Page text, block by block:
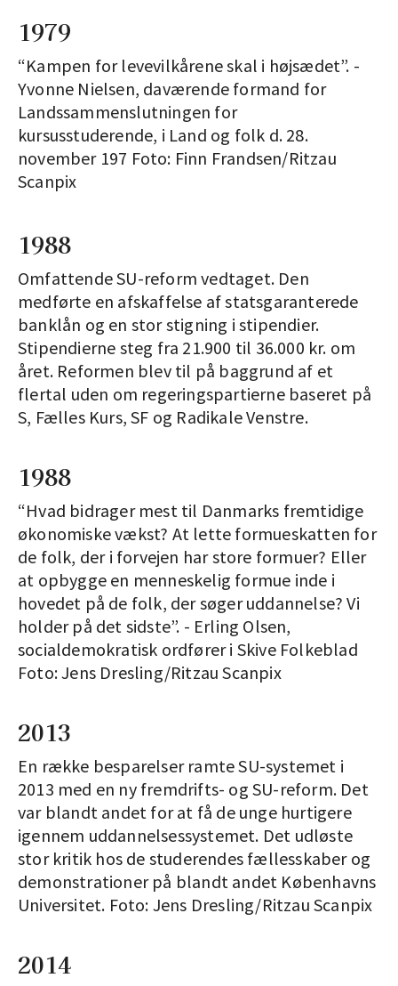
1979
“Kampen for levevilkårene skal i højsædet”. -
Yvonne Nielsen, daværende formand for
Landssammenslutningen for
kursusstuderende, i Land og folk d. 28.
november 197 Foto: Finn Frandsen/Ritzau
Scanpix
1988
Omfattende SU-reform ­vedtaget. Den
medførte en afskaffelse af statsgaranterede
banklån og en stor stigning i stipendier.
Stipendierne steg fra 21.900 til 36.000 kr. om
året. Reformen blev til på baggrund af et
flertal uden om regeringspartierne baseret på
S, Fælles Kurs, SF og Radikale Venstre.
1988
“Hvad bidrager mest til Danmarks fremtidige
økonomiske vækst? At lette formueskatten for
de folk, der i forvejen har store formuer? Eller
at opbygge en menneskelig formue inde i
hovedet på de folk, der søger uddannelse? Vi
holder på det sidste”. - Erling Olsen,
socialdemokratisk ordfører i Skive Folkeblad
Foto: Jens Dresling/Ritzau Scanpix
2013
En række besparelser ramte SU-systemet i
2013 med en ny fremdrifts- og SU-reform. Det
var blandt andet for at få de unge hurtigere
igennem uddannelsessystemet. Det udløste
stor kritik hos de studerendes fællesskaber og
demonstrationer på blandt andet Københavns
Universitet. Foto: Jens Dresling/Ritzau Scanpix
2014